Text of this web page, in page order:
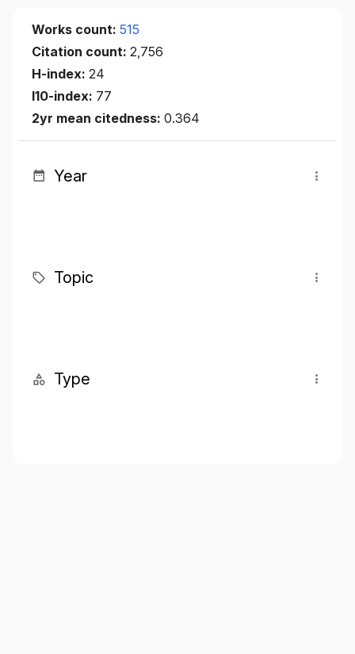
Works count: 515
Citation count: 2,756
H-index: 24
I10-index: 77
2yr mean citedness: 0.364
Year
Topic
Type